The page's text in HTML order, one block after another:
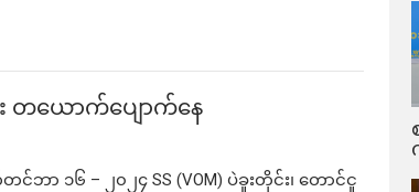
တယောက်ပျောက်နေ
င်ဘာ ၁၆ – ၂၀၂၄ SS (VOM) ပဲခူးတိုင်း၊ တောင်ငူ